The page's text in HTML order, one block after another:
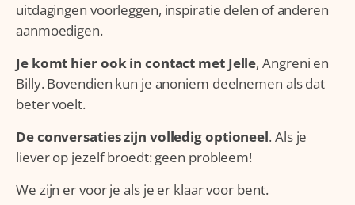
uitdagingen voorleggen, inspiratie delen of anderen
aanmoedigen.
Je komt hier ook in contact met Jelle, Angreni en
Billy. Bovendien kun je anoniem deelnemen als dat
beter voelt.
De conversaties zijn volledig optioneel. Als je
liever op jezelf broedt: geen probleem!
We zijn er voor je als je er klaar voor bent.